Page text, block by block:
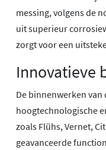
messing, volgens de
uit superieur
zorgt voor een
Innovatieve
De binnenwerken van
hoogtechnologische
zoals Flühs, Vernet,
geavanceerde